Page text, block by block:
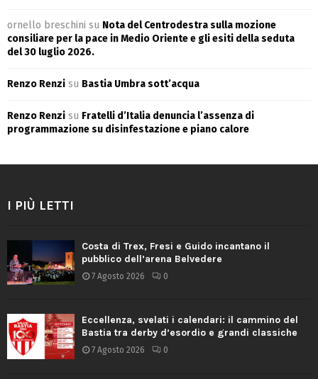
ornello breschini su Nota del Centrodestra sulla mozione
consiliare per la pace in Medio Oriente e gli esiti della seduta
del 30 luglio 2026.
Renzo Renzi su Bastia Umbra sott’acqua
Renzo Renzi su Fratelli d’Italia denuncia l’assenza di
programmazione su disinfestazione e piano calore
I PIÙ LETTI
Costa di Trex, Fresi e Guido incantano il
pubblico dell’arena Belvedere
7 Agosto 2026 0
Eccellenza, svelati i calendari: il cammino del
Bastia tra derby d’esordio e grandi classiche
7 Agosto 2026 0